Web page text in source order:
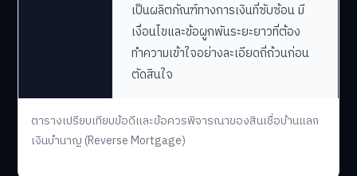
ตารางเปรียบเทียบข้อดีและข้อควรพิจารณาของสินเชื่อบ้านแลก
เงินบำนาญ (Reverse Mortgage)
เป็นผลิตภัณฑ์ทางการเงินที่ซับซ้อน มี
เงื่อนไขและข้อผูกพันระยะยาวที่ต้อง
ทำความเข้าใจอย่างละเอียดถี่ถ้วนก่อน
ตัดสินใจ